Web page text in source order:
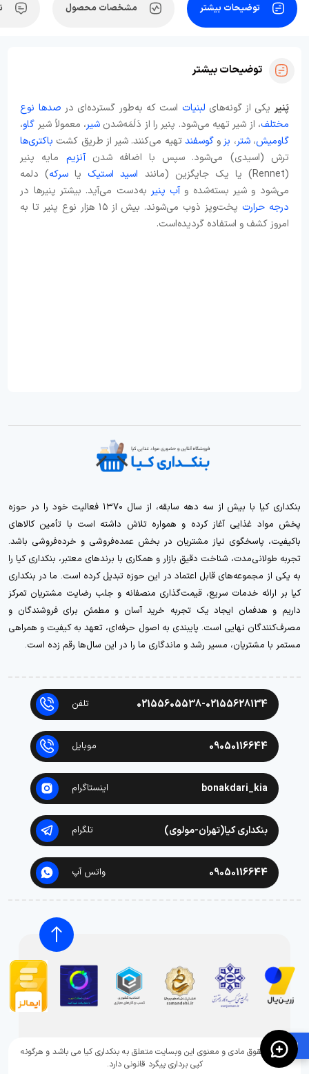
🛍️
توضیحات بیشتر مشخصات محصول
توضیحات بیشتر
پَنیر یکی از گونه‌های لبنیات است که به‌طور گسترده‌ای در صدها نوع
مختلف، از شیر تهیه می‌شود. پنیر را از دَلَمَه‌شدن شیر، معمولاً شیر گاو،
گاومیش،شتر، بز وگوسفندتهیه می‌کنند. شیر از طریق کشت باکتری‌ها
ترش (اسیدی) می‌شود. سپس با اضافه شدنآنزیم مایه پنیر
(Rennet) یا یک جایگزین (مانند
اسید استیک یا سرکه) دلمه
می‌شود و شیر بسته‌شده وآب پنیر به‌دست می‌آید. بیشتر پنیرها در
درجه حرارت
پخت‌وپز ذوب می‌شوند. بیش از ۱۵ هزار نوع پنیر تا به
امروز کشف و استفاده گردیده‌است.
بنکداری کیا با بیش از سه دهه سابقه، از سال ۱۳۷۰ فعالیت خود را در حوزه
پخش مواد غذایی آغاز کرده و همواره تلاش داشته است با تأمین کالاهای
باکیفیت، پاسخگوی نیاز مشتریان در بخش عمده‌فروشی و خرده‌فروشی باشد.
تجربه طولانی‌مدت، شناخت دقیق بازار و همکاری با برندهای معتبر، بنکداری کیا را
به یکی از مجموعه‌های قابل اعتماد در این حوزه تبدیل کرده است. ما در بنکداری
کیا بر ارائه خدمات سریع، قیمت‌گذاری منصفانه و جلب رضایت مشتریان تمرکز
داریم و هدفمان ایجاد یک تجربه خرید آسان و مطمئن برای فروشندگان و
مصرف‌کنندگان نهایی است. پایبندی به اصول حرفه‌ای، تعهد به کیفیت و همراهی
مستمر با مشتریان، مسیر رشد و ماندگاری ما را در این سال‌ها رقم زده است.
02155605538-02155628134 تلفن
09050116644 موبایل
bonakdari_kia اینستاگرام
بنکداری کیا(تهران-مولوی) تلگرام
09050116644 واتس آپ
تمامی حقوق مادی و معنوی این وبسایت متعلق به بنکداری کیا می باشد و هرگونه
کپی برداری پیگرد قانونی دارد.